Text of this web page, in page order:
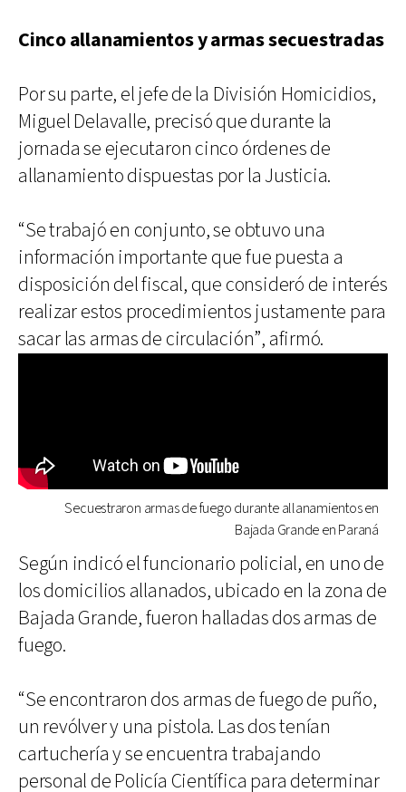
Cinco allanamientos y armas secuestradas
Por su parte, el jefe de la División Homicidios,
Miguel Delavalle, precisó que durante la
jornada se ejecutaron cinco órdenes de
allanamiento dispuestas por la Justicia.
“Se trabajó en conjunto, se obtuvo una
información importante que fue puesta a
disposición del fiscal, que consideró de interés
realizar estos procedimientos justamente para
sacar las armas de circulación”, afirmó.
Secuestraron armas de fuego durante allanamientos en
Bajada Grande en Paraná
Según indicó el funcionario policial, en uno de
los domicilios allanados, ubicado en la zona de
Bajada Grande, fueron halladas dos armas de
fuego.
“Se encontraron dos armas de fuego de puño,
un revólver y una pistola. Las dos tenían
cartuchería y se encuentra trabajando
personal de Policía Científica para determinar